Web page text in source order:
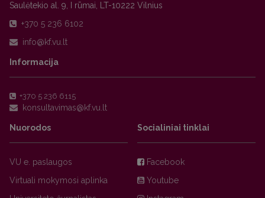
Saulėtekio al. 9, I rūmai, LT-10222 Vilnius
+370 5 236 6102
Informacija
+370 5 236 6115
Nuorodos
VU e. paslaugos
Virtuali mokymosi aplinka
Socialiniai tinklai
Facebook
Youtube